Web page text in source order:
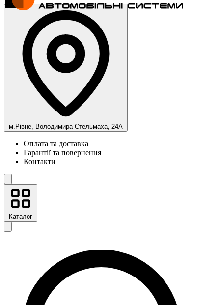
м.Рівне, Володимира Стельмаха, 24А
Оплата та доставка
Гарантії та повернення
Контакти
Каталог